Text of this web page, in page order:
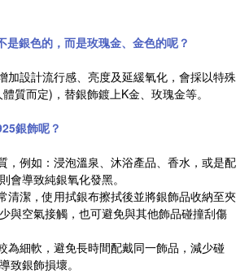
是銀色的，而是玫瑰金、金色的呢？
設計流行感、亮度及延緩氧化，會採以特殊
質而定)，替銀飾鍍上K金、玫瑰金等。
銀飾呢？
例如：浸泡溫泉、沐浴產品、香水，或是配
會導致純銀氧化發黑。
潔，使用拭銀布擦拭後並將銀飾品收納至夾
與空氣接觸，也可避免與其他飾品碰撞刮傷
細軟，避免長時間配戴同一飾品，減少碰
致銀飾損壞。